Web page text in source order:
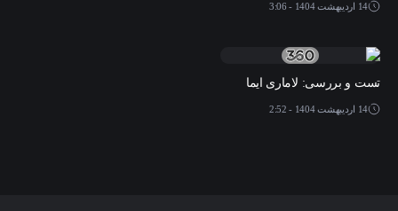
14 اردیبهشت 1404 - 3:06
تست و بررسی: لاماری ایما
14 اردیبهشت 1404 - 2:52